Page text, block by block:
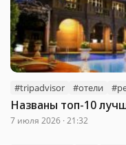
#tripadvisor #отели
Названы топ-10
7 июля 2026 · 21:32